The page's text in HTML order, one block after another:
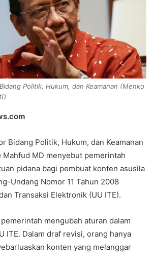
Politik, Hukum, dan Keamanan (Menko
Bidang Politik, Hukum, dan Keamanan
Mahfud MD menyebut pemerintah
pidana bagi pembuat konten asusila
Undang Nomor 11 Tahun 2008
Transaksi Elektronik (UU ITE).
mengubah aturan dalam
ITE. Dalam draf revisi, orang hanya
konten yang melanggar